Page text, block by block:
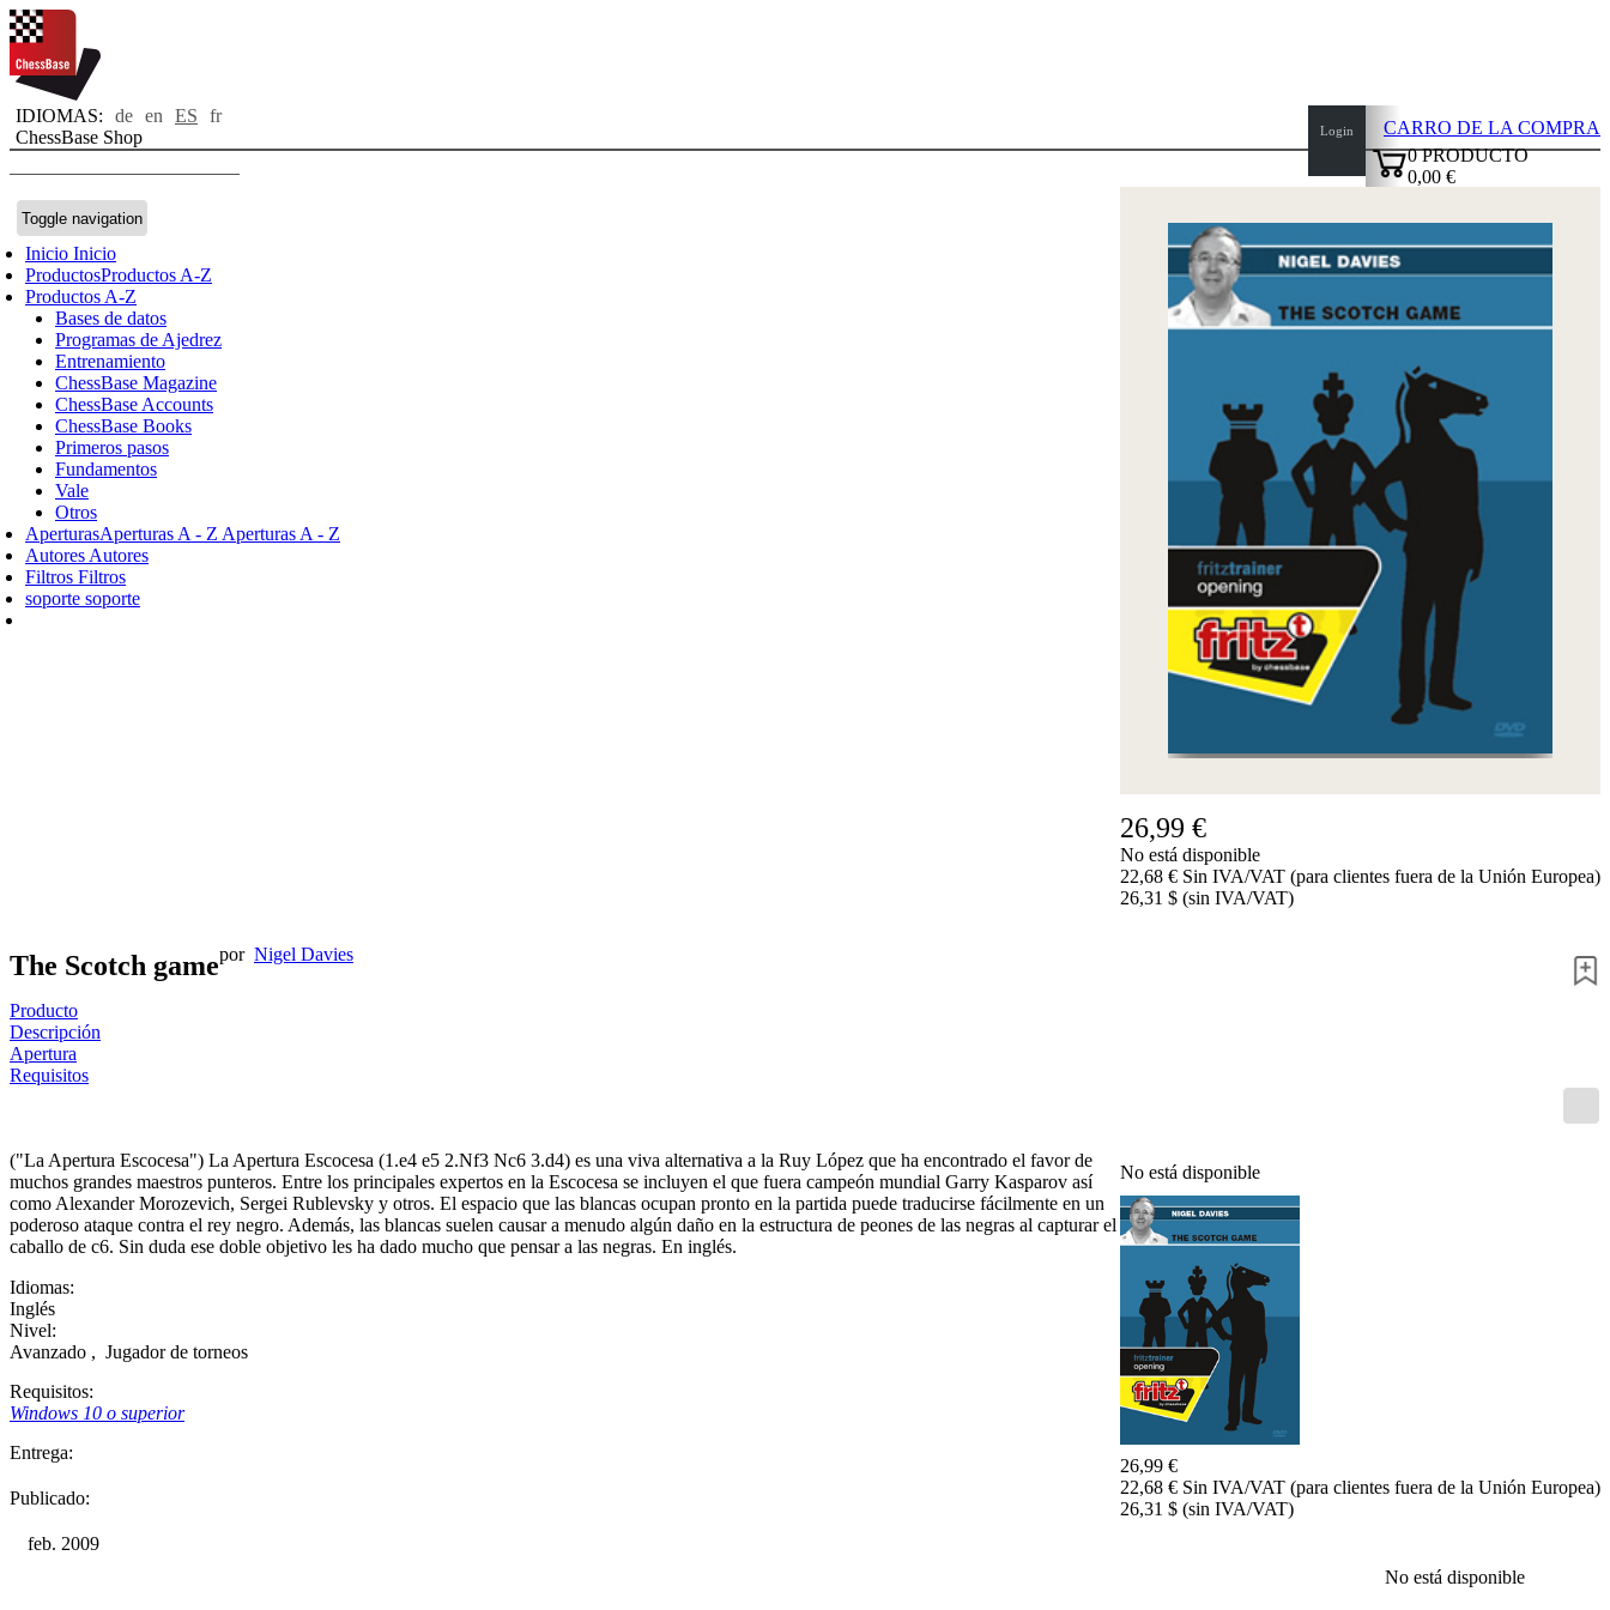
IDIOMAS: de en ES
fr
ChessBase Shop
Toggle navigation
Inicio Inicio
ProductosProductos A-Z
Productos A-Z
Bases de datos
Programas de Ajedrez
Entrenamiento
ChessBase Magazine
ChessBase Accounts
ChessBase Books
Primeros pasos
Fundamentos
Vale
Otros
AperturasAperturas A - Z Aperturas A - Z
Autores Autores
Filtros Filtros
soporte soporte
Login
CARRO DE LA COMPRA
0PRODUCTO
0,00 €
26,99 €
No está disponible
22,68 € Sin IVA/VAT (para clientes fuera de la Unión Europea)
26,31 $ (sin IVA/VAT)
The Scotch gamepor Nigel Davies
Producto
Descripción
Apertura
Requisitos
No está disponible
26,99 €
22,68 € Sin IVA/VAT (para clientes fuera de la Unión Europea)
26,31 $ (sin IVA/VAT)
("La Apertura Escocesa") La Apertura Escocesa (1.e4 e5 2.Nf3 Nc6 3.d4) es una viva alternativa a la Ruy López que ha encontrado el favor de
muchos grandes maestros punteros. Entre los principales expertos en la Escocesa se incluyen el que fuera campeón mundial Garry Kasparov así
como Alexander Morozevich, Sergei Rublevsky y otros. El espacio que las blancas ocupan pronto en la partida puede traducirse fácilmente en un
poderoso ataque contra el rey negro. Además, las blancas suelen causar a menudo algún daño en la estructura de peones de las negras al capturar el
caballo de c6. Sin duda ese doble objetivo les ha dado mucho que pensar a las negras. En inglés.
Idiomas:
Inglés
Nivel:
Avanzado , Jugador de torneos
Requisitos:
Windows 10 o superior
Entrega:
Publicado:
feb. 2009
No está disponible
top
Inicio
Novedades
Aperturas
Credenciales
TDC
Política
privacidad
sobre
nosotros
FAQ
licencias
Accessibility
Cookies
Management
Compliance
Hotline
Chessbase
Accounts
Suscripción
Programas
Productos
principiantes
Magazine